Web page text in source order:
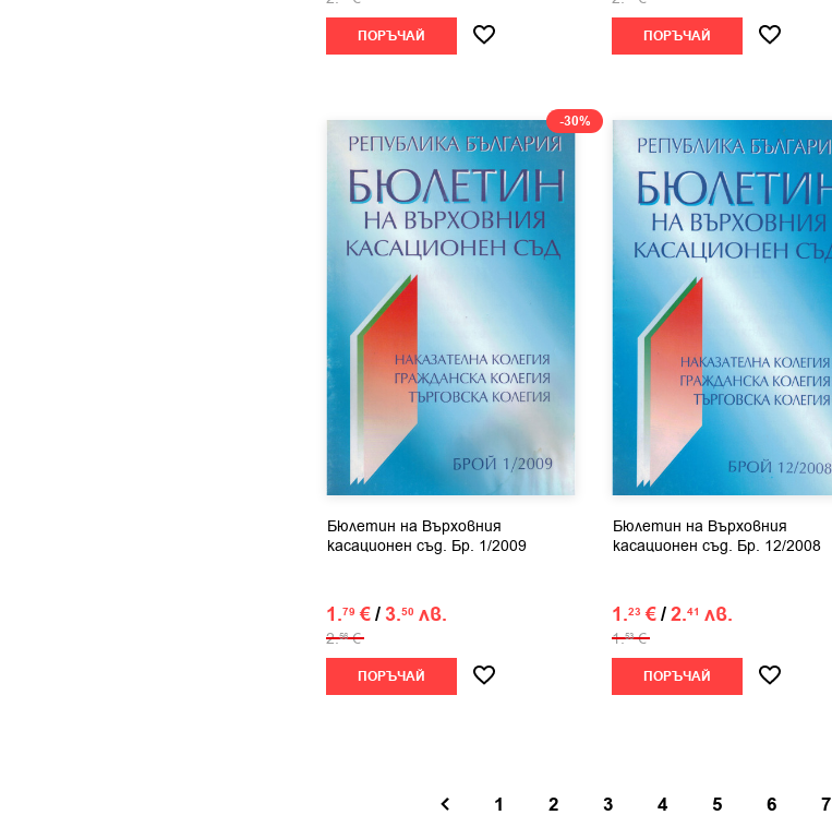
ПОРЪЧАЙ ПОРЪЧАЙ
-30%
Бюлетин на Върховния
касационен съд. Бр. 1/2009
1.79 €/3.50 лв.
2.56 €
ПОРЪЧАЙ
Бюлетин на Върховния
касационен съд. Бр. 12/2008
1.23 €/2.41 лв.
1.53 €
ПОРЪЧАЙ
1 2 3 4 5 6 7